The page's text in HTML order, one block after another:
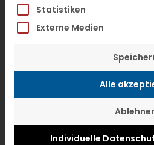
Statistiken
Externe Medien
Alle
Individuelle